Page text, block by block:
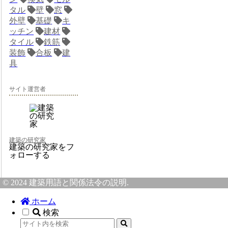
タル
壁
窓
外壁
基礎
キ
ッチン
建材
タイル
鉄筋
装飾
合板
建
具
サイト運営者
建築の研究家
建築の研究家をフ
ォローする
© 2024 建築用語と関係法令の説明.
ホーム
検索